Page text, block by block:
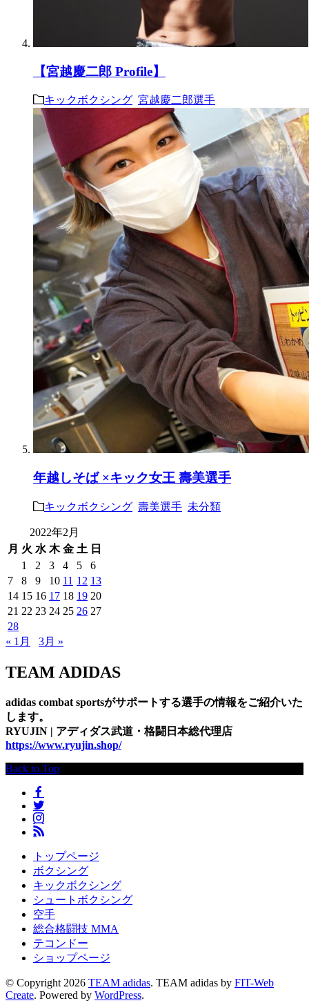
【宮越慶二郎 Profile】
キックボクシング 宮越慶二郎選手
年越しそば ×キック女王 壽美選手
キックボクシング 壽美選手 未分類
2022年2月
月 火 水 木 金 土 日
1
2 3 4 5
6
7
8 9 10 11 12 13
14 15 16 17 18 19 20
21 22 23 24 25 26 27
28
« 1月
3月 »
TEAM ADIDAS
adidas combat sportsがサポートする選手の情報をご紹介いた
します。
RYUJIN | アディダス武道・格闘日本総代理店
https://www.ryujin.shop/
Back to Top
トップページ
ボクシング
キックボクシング
シュートボクシング
空手
総合格闘技 MMA
テコンドー
ショップページ
© Copyright 2026 TEAM adidas. TEAM adidas by FIT-Web
Create. Powered by WordPress.